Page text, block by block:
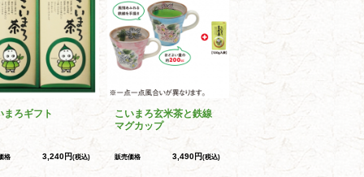
まろギフト
格 3,240円(税込)
こいまろ玄米茶と鉄線
マグカップ
販売価格 3,490円(税込)